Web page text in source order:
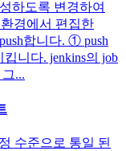
하도록 변경하여
경에서 편집한
합니다. ① push
니다. jenkins의 job
...
수준으로 통일 된